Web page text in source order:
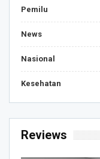
Pemilu
News
Nasional
Kesehatan
Reviews